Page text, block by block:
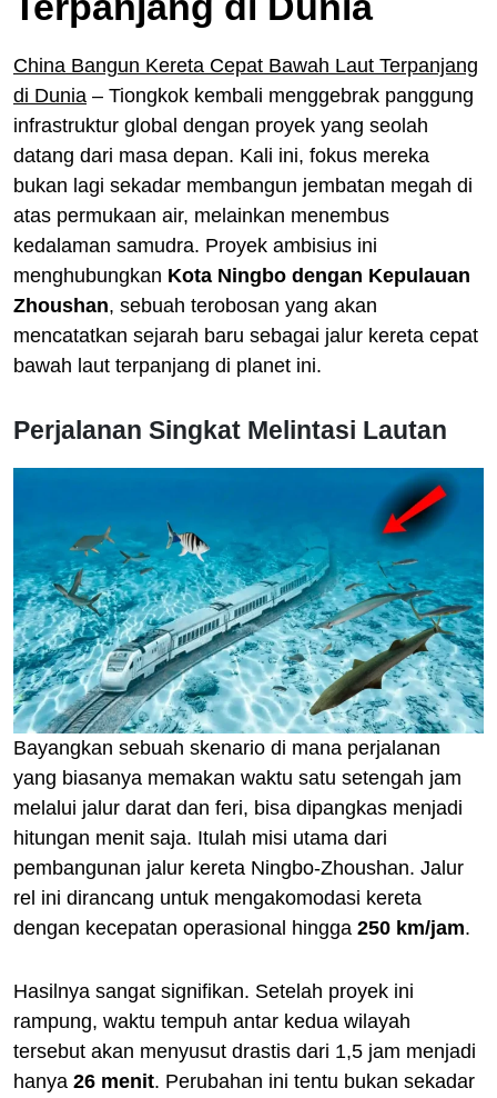
China Bangun Kereta Cepat Bawah Laut Terpanjang
di Dunia – Tiongkok kembali menggebrak panggung
infrastruktur global dengan proyek yang seolah
datang dari masa depan. Kali ini, fokus mereka
bukan lagi sekadar membangun jembatan megah di
atas permukaan air, melainkan menembus
kedalaman samudra. Proyek ambisius ini
menghubungkan Kota Ningbo dengan Kepulauan
Zhoushan, sebuah terobosan yang akan
mencatatkan sejarah baru sebagai jalur kereta cepat
bawah laut terpanjang di planet ini.
Perjalanan Singkat Melintasi Lautan
Bayangkan sebuah skenario di mana perjalanan
yang biasanya memakan waktu satu setengah jam
melalui jalur darat dan feri, bisa dipangkas menjadi
hitungan menit saja. Itulah misi utama dari
pembangunan jalur kereta Ningbo-Zhoushan. Jalur
rel ini dirancang untuk mengakomodasi kereta
dengan kecepatan operasional hingga 250 km/jam.
Hasilnya sangat signifikan. Setelah proyek ini
rampung, waktu tempuh antar kedua wilayah
tersebut akan menyusut drastis dari 1,5 jam menjadi
hanya 26 menit. Perubahan ini tentu bukan sekadar